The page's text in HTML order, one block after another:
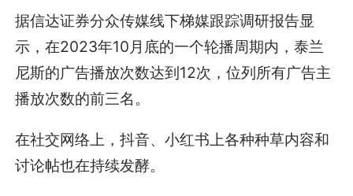
据信达证券分众传媒线下梯媒跟踪调研报告显
示，在2023年10月底的一个轮播周期内，泰兰
尼斯的广告播放次数达到12次，位列所有广告主
播放次数的前三名。
在社交网络上，抖音、小红书上各种种草内容和
讨论帖也在持续发酵。